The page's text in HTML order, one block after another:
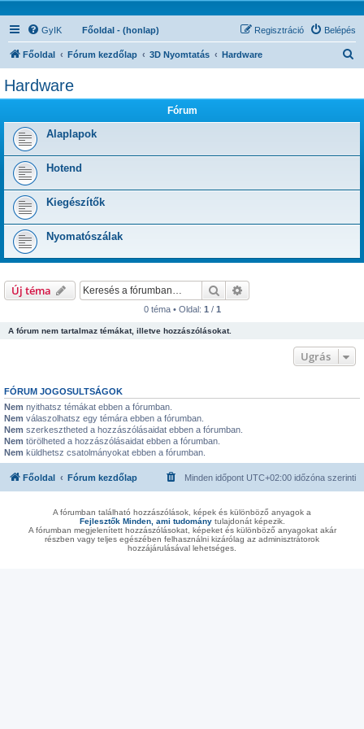
GyIK Főoldal - (honlap) Belépés
Regisztráció
Főoldal Fórum kezdőlap 3D Nyomtatás Hardware
Hardware
Fórum
Alaplapok
Hotend
Kiegészítők
Nyomatószálak
Új téma Keresés
0 téma • Oldal: 1 / 1
A fórum nem tartalmaz témákat, illetve hozzászólásokat.
Ugrás
FÓRUM JOGOSULTSÁGOK
Nem nyithatsz témákat ebben a fórumban.
Nem válaszolhatsz egy témára ebben a fórumban.
Nem szerkesztheted a hozzászólásaidat ebben a fórumban.
Nem törölheted a hozzászólásaidat ebben a fórumban.
Nem küldhetsz csatolmányokat ebben a fórumban.
Főoldal Fórum kezdőlap Minden időpont UTC+02:00 időzóna szerinti
A fórumban található hozzászólások, képek és különböző anyagok a
Fejlesztők Minden, ami tudománytulajdonát képezik.
A fórumban megjelenített hozzászólásokat, képeket és különböző anyagokat akár
részben vagy teljes egészében felhasználni kizárólag az adminisztrátorok
hozzájárulásával lehetséges.